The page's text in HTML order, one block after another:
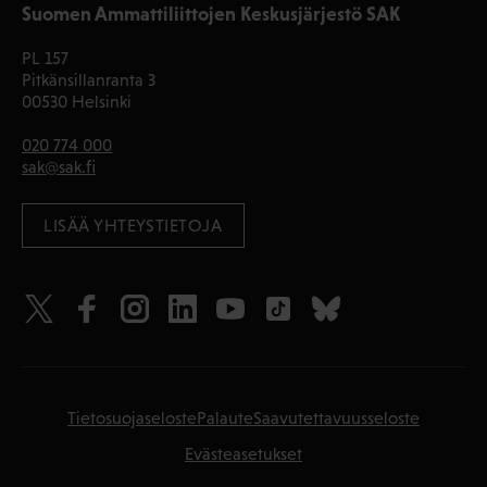
Suomen Ammattiliittojen Keskusjärjestö SAK
PL 157
Pitkänsillanranta 3
00530 Helsinki
020 774 000
sak@sak.fi
LISÄÄ YHTEYSTIETOJA
TietosuojaselostePalauteSaavutettavuusseloste
Evästeasetukset